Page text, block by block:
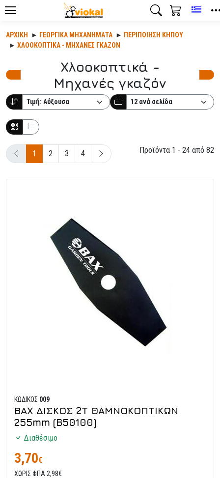
ΑΡΧΙΚΉ ΓΕΩΡΓΙΚΆ ΜΗΧΑΝΉΜΑΤΑ
ΠΕΡΙΠΟΊΗΣΗ ΚΉΠΟΥ
ΧΛΟΟΚΟΠΤΙΚΆ - ΜΗΧΑΝΈΣ ΓΚΑΖΌΝ
Χλοοκοπτικά -
Μηχανές γκαζόν
1 2 3 4 Προϊόντα 1 - 24 από 82
ΚΩΔΙΚΟΣ 009
ΒΑΧ ΔΙΣΚΟΣ 2Τ ΘΑΜΝΟΚΟΠΤΙΚΩΝ
255mm (B50100)
Διαθέσιμο
3,70€
ΧΩΡΙΣ ΦΠΑ 2,98€